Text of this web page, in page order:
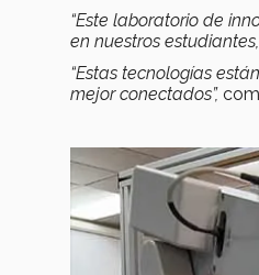
“Este laboratorio de
en nuestros
“Estas tecnologías
mejor conectados”,